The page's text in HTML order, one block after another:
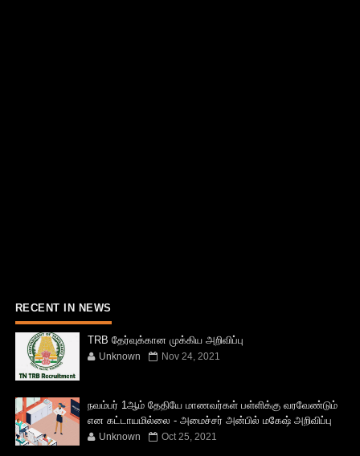
RECENT IN NEWS
TRB தேர்வுக்கான முக்கிய அறிவிப்பு
Unknown Nov 24, 2021
நவம்பர் 1ஆம் தேதியே மாணவர்கள் பள்ளிக்கு வரவேண்டும்
என கட்டாயமில்லை - அமைச்சர் அன்பில் மகேஷ் அறிவிப்பு
Unknown Oct 25, 2021